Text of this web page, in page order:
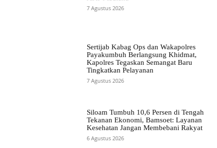
7 Agustus 2026
Sertijab Kabag Ops dan Wakapolres
Payakumbuh Berlangsung Khidmat,
Kapolres Tegaskan Semangat Baru
Tingkatkan Pelayanan
7 Agustus 2026
Siloam Tumbuh 10,6 Persen di Tengah
Tekanan Ekonomi, Bamsoet: Layanan
Kesehatan Jangan Membebani Rakyat
6 Agustus 2026